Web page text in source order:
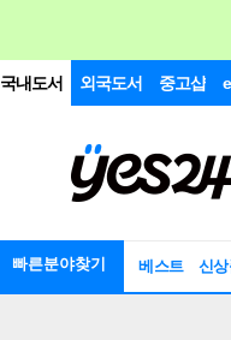
국내도서 외국도서 중고샵
빠른분야찾기 베스트 신상